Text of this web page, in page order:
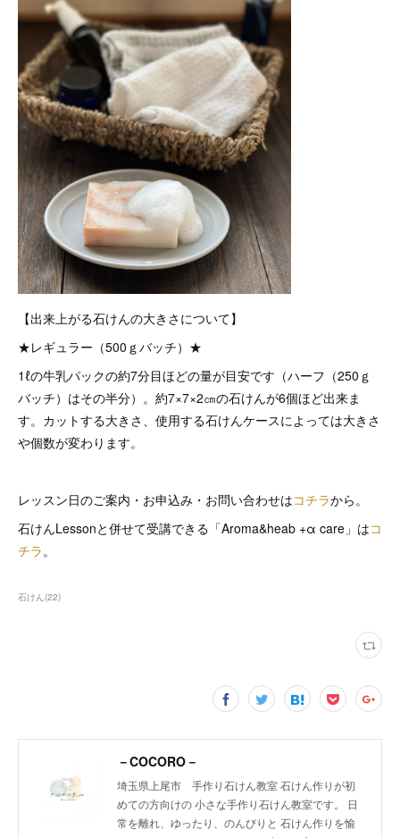
【出来上がる石けんの大きさについて】
★レギュラー（500ｇバッチ）★
1ℓの牛乳パックの約7分目ほどの量が目安です（ハーフ（250ｇ
バッチ）はその半分）。約7×7×2㎝の石けんが6個ほど出来ま
す。カットする大きさ、使用する石けんケースによっては大きさ
や個数が変わります。
レッスン日のご案内・お申込み・お問い合わせはコチラから。
石けんLessonと併せて受講できる「Aroma&heab +α care」はコ
チラ。
石けん(22)
－COCORO－
埼玉県上尾市 手作り石けん教室 石けん作りが初
めての方向けの 小さな手作り石けん教室です。 日
常を離れ、ゆったり、のんびりと 石けん作りを愉